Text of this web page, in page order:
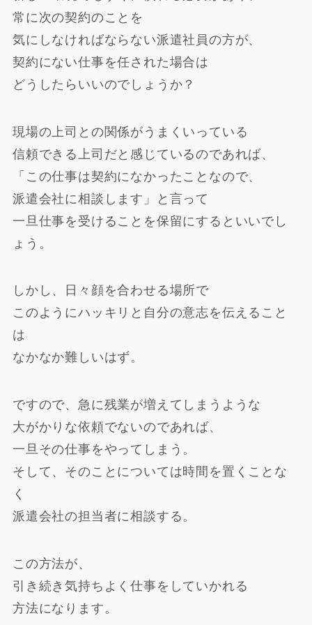
常に次の契約のことを
気にしなければならない派遣社員の方が、
契約にない仕事を任された場合は
どうしたらいいのでしょうか？
現場の上司との関係がうまくいっている
信頼できる上司だと感じているのであれば、
「この仕事は契約になかったことなので、
派遣会社に相談します」と言って
一旦仕事を受けることを保留にするといいでし
ょう。
しかし、日々顔を合わせる場所で
このようにハッキリと自分の意志を伝えること
は
なかなか難しいはず。
ですので、急に残業が増えてしまうような
大がかりな依頼でないのであれば、
一旦その仕事をやってしまう。
そして、そのことについては時間を置くことな
く
派遣会社の担当者に相談する。
この方法が、
引き続き気持ちよく仕事をしていかれる
方法になります。